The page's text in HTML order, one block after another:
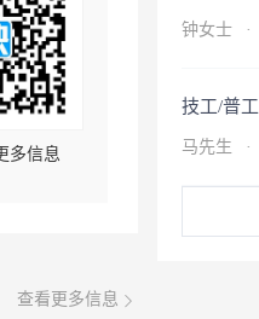
多信息
查看更多信息
钟女士 ·
技工/普工
马先生 ·